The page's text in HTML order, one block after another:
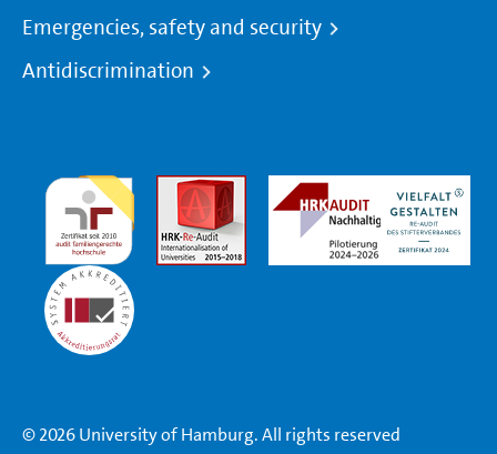
Emergencies, safety and security
Antidiscrimination
© 2026 University of Hamburg. All rights reserved